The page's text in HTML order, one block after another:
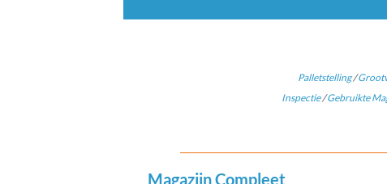
Palletstelling/
Inspectie/Gebruikte
Magazijn Compleet